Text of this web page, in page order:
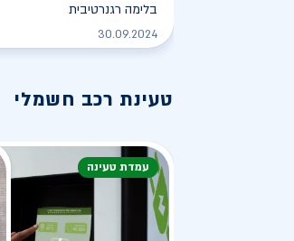
בלימה רגנרטיבית
30.09.2024
טעינת רכב חשמלי
עמדת טעינה